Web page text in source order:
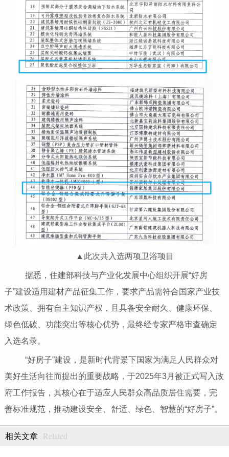
▲此次共入选两项卫浴项目
据悉，住建部科技与产业化发展中心组织开展“好房
子”建设适用建材产品征集工作，要求产品需符合国家产业技
术政策、拥有自主知识产权，且具备安全耐久、健康环保、
绿色低碳、功能突出等核心优势，最终经专家严格审查确定
入选名录。
“好房子”建设，是新时代背景下国家为满足人民群众对
美好生活向往而提出的重要战略，于2025年3月被正式写入政
府工作报告，其核心在于适应人民群众高品质居住需要，完
善标准规范，推动建设安全、舒适、绿色、智慧的“好房子”。
相关文章 Related